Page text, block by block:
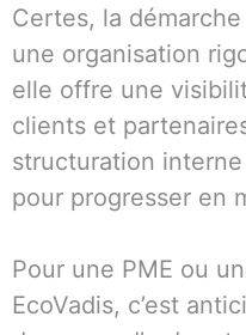
Certes, la
une organisation
elle offre une
clients et
structuration
pour progresser en
Pour une PME ou
EcoVadis, c’est